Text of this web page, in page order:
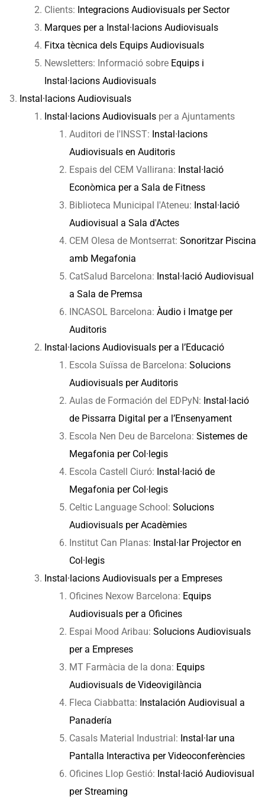
Clients: Integracions Audiovisuals per Sector
Marques per a Instal·lacions Audiovisuals
Fitxa tècnica dels Equips Audiovisuals
Newsletters: Informació sobre Equips i
Instal·lacions Audiovisuals
Instal·lacions Audiovisuals
Instal·lacions Audiovisuals per a Ajuntaments
Auditori de l'INSST: Instal·lacions
Audiovisuals en Auditoris
Espais del CEM Vallirana: Instal·lació
Econòmica per a Sala de Fitness
Biblioteca Municipal l'Ateneu: Instal·lació
Audiovisual a Sala d'Actes
CEM Olesa de Montserrat: Sonoritzar Piscina
amb Megafonia
CatSalud Barcelona: Instal·lació Audiovisual
a Sala de Premsa
INCASOL Barcelona: Àudio i Imatge per
Auditoris
Instal·lacions Audiovisuals per a l’Educació
Escola Suïssa de Barcelona: Solucions
Audiovisuals per Auditoris
Aulas de Formación del EDPyN: Instal·lació
de Pissarra Digital per a l’Ensenyament
Escola Nen Deu de Barcelona: Sistemes de
Megafonia per Col·legis
Escola Castell Ciuró: Instal·lació de
Megafonia per Col·legis
Celtic Language School: Solucions
Audiovisuals per Acadèmies
Institut Can Planas: Instal·lar Projector en
Col·legis
Instal·lacions Audiovisuals per a Empreses
Oficines Nexow Barcelona: Equips
Audiovisuals per a Oficines
Espai Mood Aribau: Solucions Audiovisuals
per a Empreses
MT Farmàcia de la dona: Equips
Audiovisuals de Videovigilància
Fleca Ciabbatta: Instalación Audiovisual a
Panadería
Casals Material Industrial: Instal·lar una
Pantalla Interactiva per Videoconferències
Oficines Llop Gestió: Instal·lació Audiovisual
per Streaming